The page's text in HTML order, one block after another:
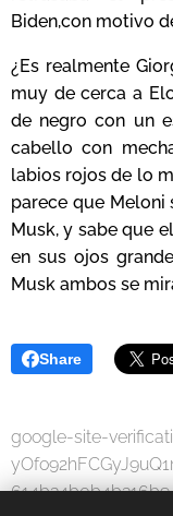
Biden,con motivo
¿Es realmente
muy de cerca a
de negro con un
cabello con
labios rojos de lo
parece que Meloni
Musk, y sabe que
en sus ojos
Musk ambos se
Share
google-site-
614b34b0b4b316b9